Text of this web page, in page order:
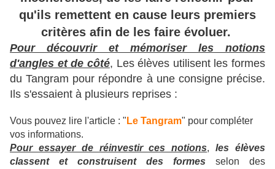
qu'ils remettent en cause leurs premiers
critères afin de les faire évoluer.
Pour découvrir et mémoriser les notions
d'angles et de côté, Les élèves utilisent les formes
du Tangram pour répondre à une consigne précise.
Ils s'essaient à plusieurs reprises :
Vous pouvez lire l'article : " Le Tangram" pour compléter
vos informations.
Pour essayer de réinvestir ces notions,les élèves
classent et construisent des formes selon des